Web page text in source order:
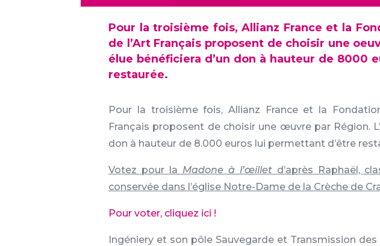
Pour la troisième fois, Allianz France et la
de l’Art Français proposent de choisir une
élue bénéficiera d’un don à hauteur de 8000
restaurée.
Pour la troisième fois, Allianz France et la
Français proposent de choisir une œuvre par Région.
don à hauteur de 8.000 euros lui permettant d’être
Votez pour la Madone à l’œilletd’après Raphaël,
conservée dans l’église Notre-Dame de la Crèche de
Pour voter, cliquez ici !
Ingéniery et son pôle Sauvegarde et Transmission